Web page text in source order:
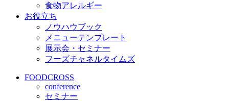
食物アレルギー
お役立ち
ノウハウブック
メニューテンプレート
展示会・セミナー
フーズチャネルタイムズ
FOODCROSS
conference
セミナー